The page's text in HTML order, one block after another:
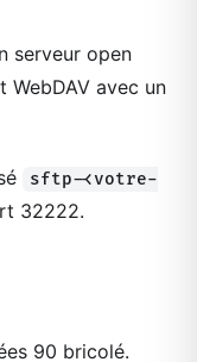
serveur open
WebDAV avec un
sftp-<votre-
32222.
90 bricolé.